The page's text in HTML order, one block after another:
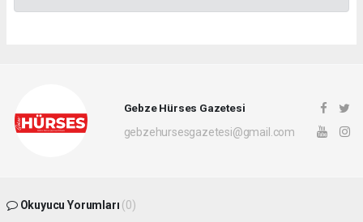
Gebze Hürses Gazetesi
gebzehursesgazetesi@gmail.com
Okuyucu Yorumları (0)